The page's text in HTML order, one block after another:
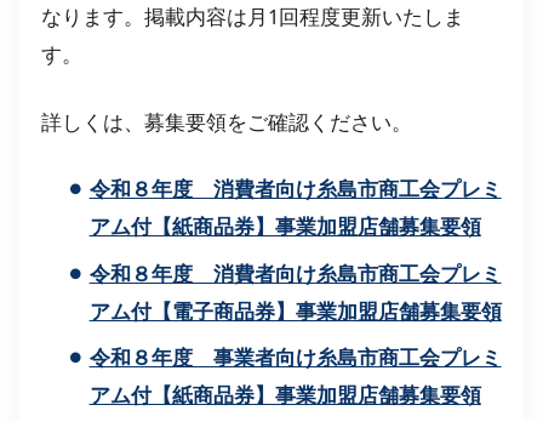
なります。掲載内容は月1回程度更新いたしま
す。
詳しくは、募集要領をご確認ください。
令和８年度 消費者向け糸島市商工会プレミ
アム付【紙商品券】事業加盟店舗募集要領
令和８年度 消費者向け糸島市商工会プレミ
アム付【電子商品券】事業加盟店舗募集要領
令和８年度 事業者向け糸島市商工会プレミ
アム付【紙商品券】事業加盟店舗募集要領